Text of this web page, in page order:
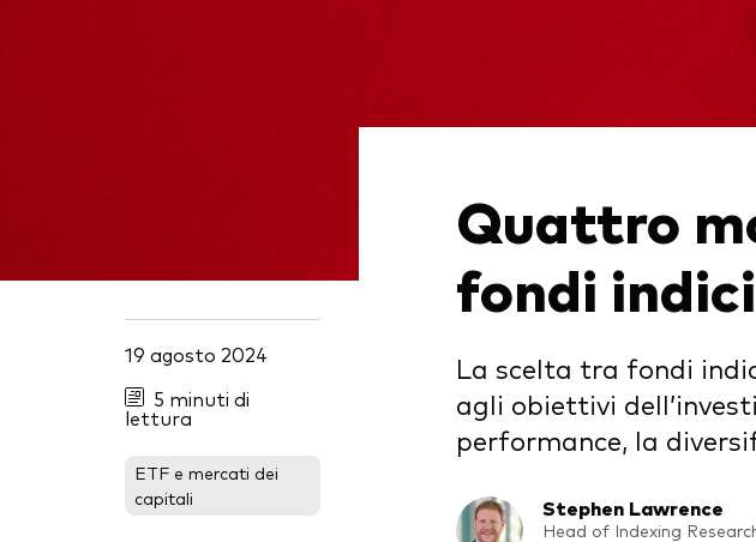
Mercato monetario
19 agosto 2024
5 minuti di
lettura
ETF e mercati dei
capitali
Quattro
fondi
La scelta tra fondi
agli obiettivi
performance, la
Stephen Lawrence
Head of Indexing